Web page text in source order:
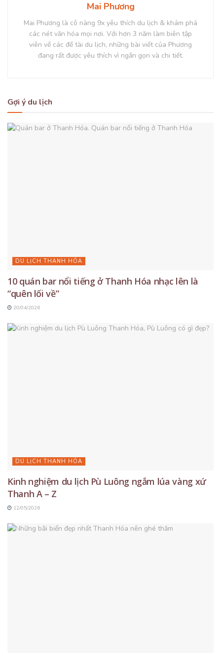
Mai Phương
Mai Phương là cô nàng 9x yêu thích du lịch & khám phá
các nét văn hóa mọi nơi. Với hơn 3 năm làm biên tập
viên về các đề tài du lịch, những bài viết của Phương
đang rất được yêu thích vì ngắn gọn và chi tiết.
Gợi ý du lịch
DU LỊCH THANH HÓA
10 quán bar nổi tiếng ở Thanh Hóa nhạc lên là
“quên lối về”
20/04/2026
DU LỊCH THANH HÓA
Kinh nghiệm du lịch Pù Luông ngắm lúa vàng xứ
Thanh A – Z
12/05/2026